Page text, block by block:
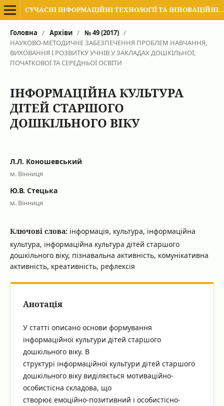
СУЧАСНІ ІНФОРМАЦІЙНІ ТЕХНОЛОГІЇ ТА ІННОВАЦІЙНІ МЕТОДИКИ НАВЧАННЯ В ПІДГОТОВЦІ ФАХІВЦІВ: МЕТОДОЛОГІЯ, ТЕОРІЯ, ДОСВІД, ПРОБЛЕМИ
Головна / Архіви / № 49 (2017) /
НАУКОВО-МЕТОДИЧНЕ ЗАБЕЗПЕЧЕННЯ ПРОБЛЕМ НАВЧАННЯ,
ВИХОВАННЯ І РОЗВИТКУ УЧНІВ У ЗАКЛАДАХ ДОШКІЛЬНОЇ,
ПОЧАТКОВОЇ ТА СЕРЕДНЬОЇ ОСВІТИ
ІНФОРМАЦІЙНА КУЛЬТУРА
ДІТЕЙ СТАРШОГО
ДОШКІЛЬНОГО ВІКУ
Л.Л. Коношевський
м. Вінниця
Ю.В. Стецька
м. Вінниця
Ключові слова: інформація, культура, інформаційна
культура, інформаційна культура дітей старшого
дошкільного віку, пізнавальна активність, комунікативна
активність, креативність, рефлексія
Анотація
У статті описано основи формування
інформаційної культури дітей старшого
дошкільного віку. В
структурі інформаційної культури дітей старшого
дошкільного віку виділяється мотиваційно-
особистісна складова, що
створює емоційно-позитивний і особистісно-